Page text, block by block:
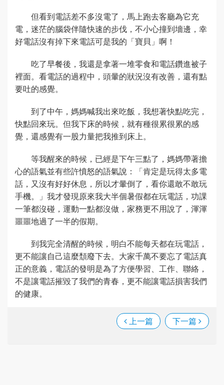
但看到電話差不多沒電了，馬上跑去客廳為它充
電，迷茫的腦袋伴隨快速的步伐，不小心撞到墻邊，幸
好電話沒有掉下來電話可是我的「寶貝」啊！
吃了早餐後，我還是拿著一堆零食和電話鑽進被子
裡面。看電話的過程中，頭暈的狀況沒有改善，還有點
要吐的感覺。
到了中午，媽媽喊我出來吃飯，我想著快點吃完，
快點回來玩。但我下床的時候，就有種很累很累的感
覺，還感覺有一股力量把我推到床上。
等我醒來的時候，已經是下午三點了，媽媽帶著擔
心的語氣並有些許憤怒的語氣說：「肯定是玩得太多電
話，又沒有好好休息，所以才暈倒了，看你還敢不敢玩
手機。」我才發現原來我大半個暑假都在玩電話，功課
一筆都沒碰，運動一點都沒做，家務更不用說了，渾渾
噩噩地過了一半的假期。
到我完全清醒的時候，明白不能每天都在玩電話，
更不能讓自己這麼頹廢下去。大家千萬不要忘了電話真
正的意義，電話的發明是為了方便學習、工作、聯絡，
不是讓電話摧毀了我們的青春，更不能讓電話損害我們
的健康。
上一篇 下一篇